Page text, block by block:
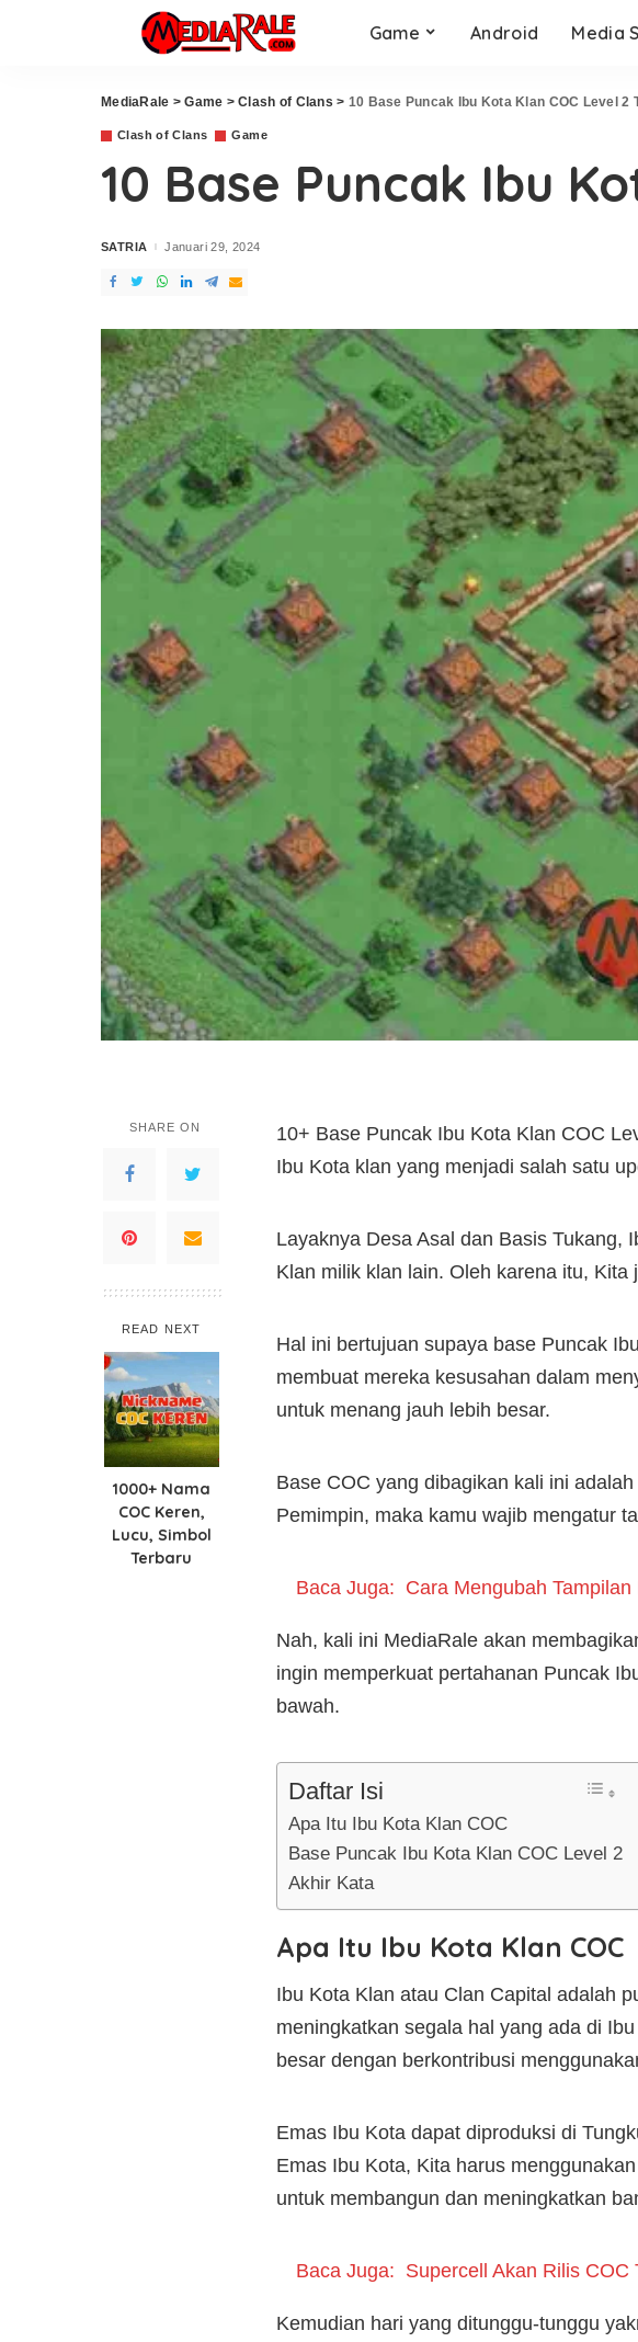
Game Android Media
MediaRale >Game >Clash of Clans > 10 Base Puncak Ibu Kota Klan COC Level 2
Clash of Clans Game
10 Base Puncak Ibu
Posted
SATRIA Januari 29, 2024
SHARE ON
READ NEXT
1000+ Nama
COC Keren,
Lucu, Simbol
Terbaru
10+ Base Puncak Ibu Kota Klan COC
Ibu Kota klan yang menjadi salah satu
Layaknya Desa Asal dan Basis Tukang,
Klan milik klan lain. Oleh karena itu,
Hal ini bertujuan supaya base Puncak
membuat mereka kesusahan dalam
untuk menang jauh lebih besar.
Base COC yang dibagikan kali ini
Pemimpin, maka kamu wajib mengatur
Baca Juga: Cara Mengubah
Nah, kali ini MediaRale akan
ingin memperkuat pertahanan Puncak
bawah.
Daftar Isi
Apa Itu Ibu Kota Klan COC
Base Puncak Ibu Kota Klan COC Level 2
Akhir Kata
Apa Itu Ibu Kota Klan COC
Ibu Kota Klan atau Clan Capital adalah
meningkatkan segala hal yang ada di
besar dengan berkontribusi
Emas Ibu Kota dapat diproduksi di
Emas Ibu Kota, Kita harus
untuk membangun dan meningkatkan
Baca Juga: Supercell Akan Rilis
Kemudian hari yang ditunggu-tunggu